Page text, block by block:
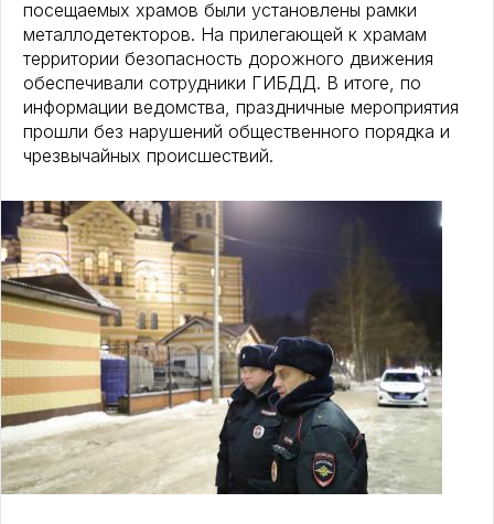
посещаемых храмов были установлены рамки
металлодетекторов. На прилегающей к храмам
территории безопасность дорожного движения
обеспечивали сотрудники ГИБДД. В итоге, по
информации ведомства, праздничные мероприятия
прошли без нарушений общественного порядка и
чрезвычайных происшествий.